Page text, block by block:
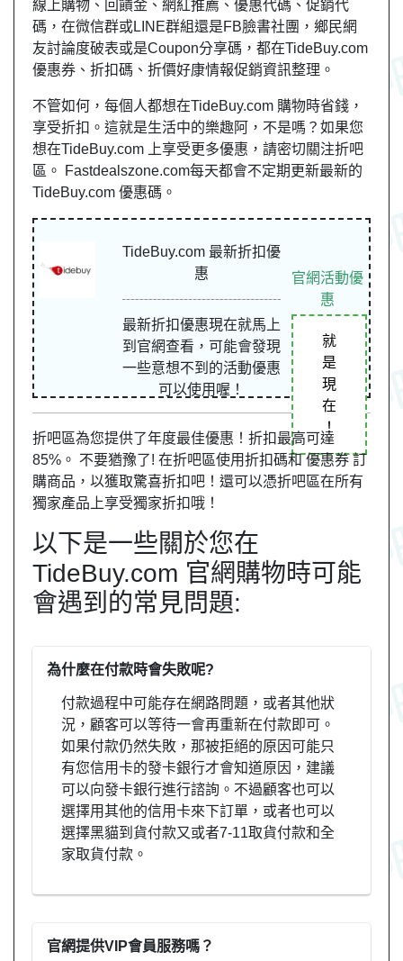
線上購物、回饋金、網紅推薦、優惠代碼、促銷代
碼，在微信群或LINE群組還是FB臉書社團， 鄉民網
友討論度破表或是Coupon分享碼，都在TideBuy.com
優惠券、折扣碼、折價好康情報促銷資訊整理。
不管如何，每個人都想在TideBuy.com 購物時省錢，
享受折扣。這就是生活中的樂趣阿，不是嗎？如果您
想在TideBuy.com 上享受更多優惠，請密切關注折吧
區。 Fastdealszone.com每天都會不定期更新最新的
TideBuy.com 優惠碼。
TideBuy.com 最新折扣優
惠
最新折扣優惠現在就馬上
到官網查看，可能會發現
一些意想不到的活動優惠
可以使用喔！
官網活動優
惠
就
是
現
在
！
折吧區為您提供了年度最佳優惠！折扣最高可達
85%。 不要猶豫了! 在折吧區使用折扣碼和 優惠券 訂
購商品，以獲取驚喜折扣吧！還可以憑折吧區在所有
獨家產品上享受獨家折扣哦！
以下是一些關於您在
TideBuy.com 官網購物時可能
會遇到的常見問題:
為什麼在付款時會失敗呢?
付款過程中可能存在網路問題，或者其他狀
況，顧客可以等待一會再重新在付款即可。
如果付款仍然失敗，那被拒絕的原因可能只
有您信用卡的發卡銀行才會知道原因，建議
可以向發卡銀行進行諮詢。不過顧客也可以
選擇用其他的信用卡來下訂單，或者也可以
選擇黑貓到貨付款又或者7-11取貨付款和全
家取貨付款。
官網提供VIP會員服務嗎？